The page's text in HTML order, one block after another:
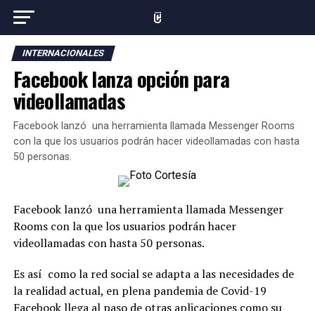
INTERNACIONALES
Facebook lanza opción para
videollamadas
Facebook lanzó una herramienta llamada Messenger Rooms
con la que los usuarios podrán hacer videollamadas con hasta
50 personas.
Facebook lanzó una herramienta llamada Messenger
Rooms con la que los usuarios podrán hacer
videollamadas con hasta 50 personas.
Es así como la red social se adapta a las necesidades de
la realidad actual, en plena pandemia de Covid-19
Facebook llega al paso de otras aplicaciones como su